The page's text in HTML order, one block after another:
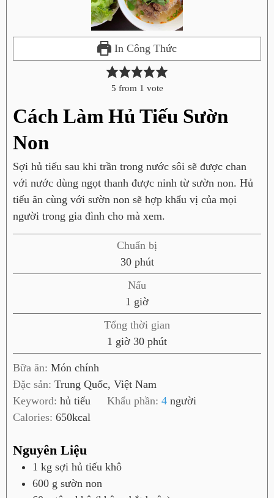
In Công Thức
5 from 1 vote
Cách Làm Hủ Tiếu Sườn
Non
Sợi hủ tiếu sau khi trần trong nước sôi sẽ được chan
với nước dùng ngọt thanh được ninh từ sườn non. Hủ
tiếu ăn cùng với sườn non sẽ hợp khẩu vị của mọi
người trong gia đình cho mà xem.
Chuẩn bị
30p
h
t
phút
Nấu
1 g
i
giờ
Tổng thời gian
1 g
i
giờ 30p
h
t
phút
Bữa ăn: Món chính
Đặc sản: Trung Quốc, Việt Nam
Keyword: hủ tiếu Khẩu phần:4 người
Calories: 650kcal
Nguyên Liệu
1 kg sợi hủ tiếu khô
600 g sườn non